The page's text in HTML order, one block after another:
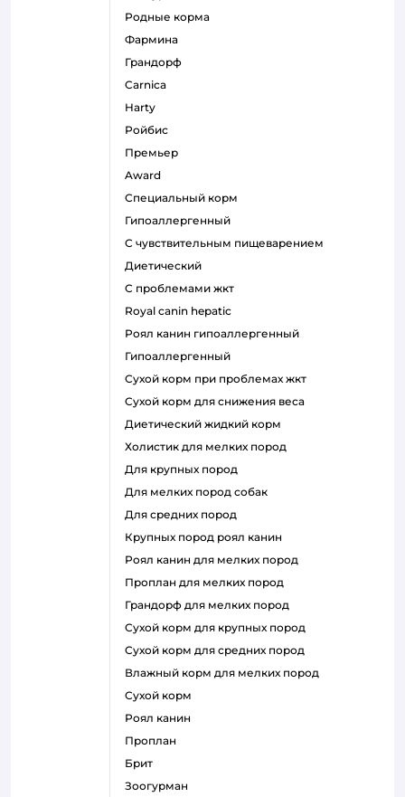
родные корма
фармина
грандорф
carnica
harty
ройбис
премьер
award
специальный корм
гипоаллергенный
с чувствительным пищеварением
диетический
с проблемами жкт
royal canin hepatic
роял канин гипоаллергенный
гипоаллергенный
сухой корм при проблемах жкт
сухой корм для снижения веса
диетический жидкий корм
холистик для мелких пород
для крупных пород
для мелких пород собак
для средних пород
крупных пород роял канин
роял канин для мелких пород
проплан для мелких пород
грандорф для мелких пород
сухой корм для крупных пород
сухой корм для средних пород
влажный корм для мелких пород
сухой корм
роял канин
проплан
брит
зоогурман